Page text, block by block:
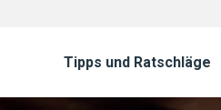
Tipps und Ratschläge